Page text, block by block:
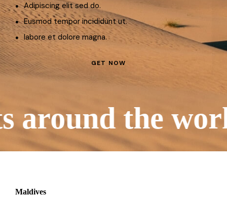
Adipiscing elit sed do.
Eusmod tempor incididunt ut.
labore et dolore magna.
GET NOW
the world
Maldives